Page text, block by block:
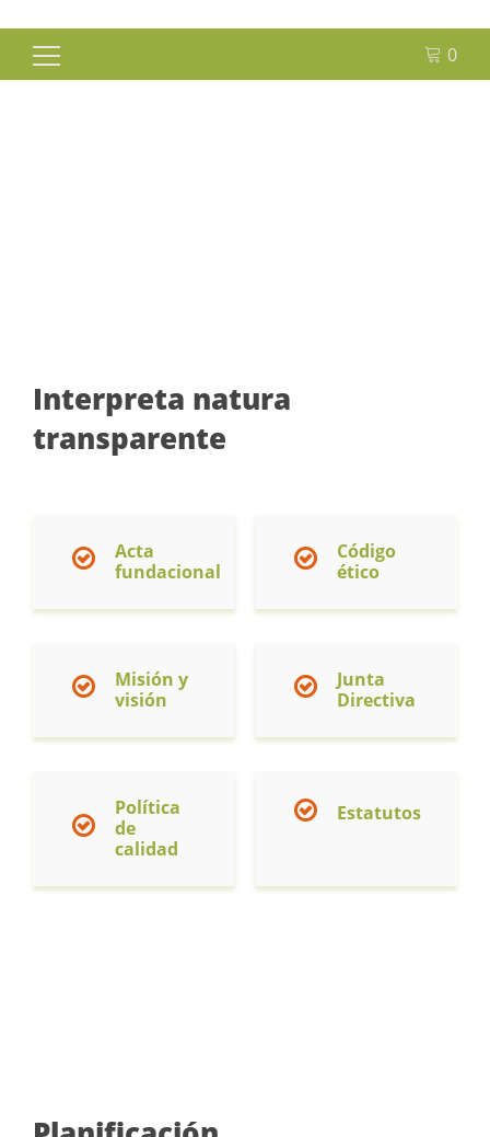
0
Buscar:
Interpreta natura
transparente
Acta
fundacional
Código
ético
Misión y
visión
Junta
Directiva
Política
de
calidad
Estatutos